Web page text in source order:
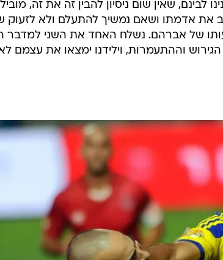
שאין שום ניסיון להבין זה את זה,
את אדמתו ושאם נמשיך להתעלם ולא לזעוק
של אברהם. נשלח האחד את השני למדבר
וההתעמרות, וילידנו ימצאו את עצמם